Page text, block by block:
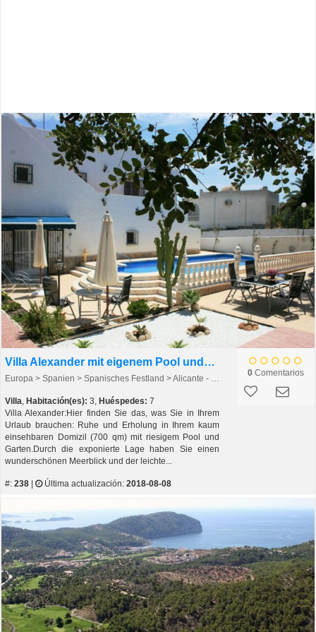
Villa Alexander mit eigenem Pool und Klimaanlage
Europa > Spanien > Spanisches Festland > Alicante - Costa Blanca > San Miguel de Salinas
Villa, Habitación(es): 3, Huéspedes: 7
Villa Alexander:Hier finden Sie das, was Sie in Ihrem
Urlaub brauchen: Ruhe und Erholung in Ihrem kaum
einsehbaren Domizil (700 qm) mit riesigem Pool und
Garten.Durch die exponierte Lage haben Sie einen
wunderschönen Meerblick und der leichte...
#: 238 Última actualización: 2018-08-08
0 Comentarios